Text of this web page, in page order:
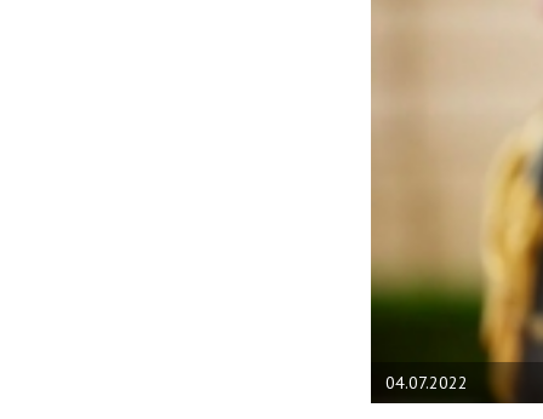
04.07.2022